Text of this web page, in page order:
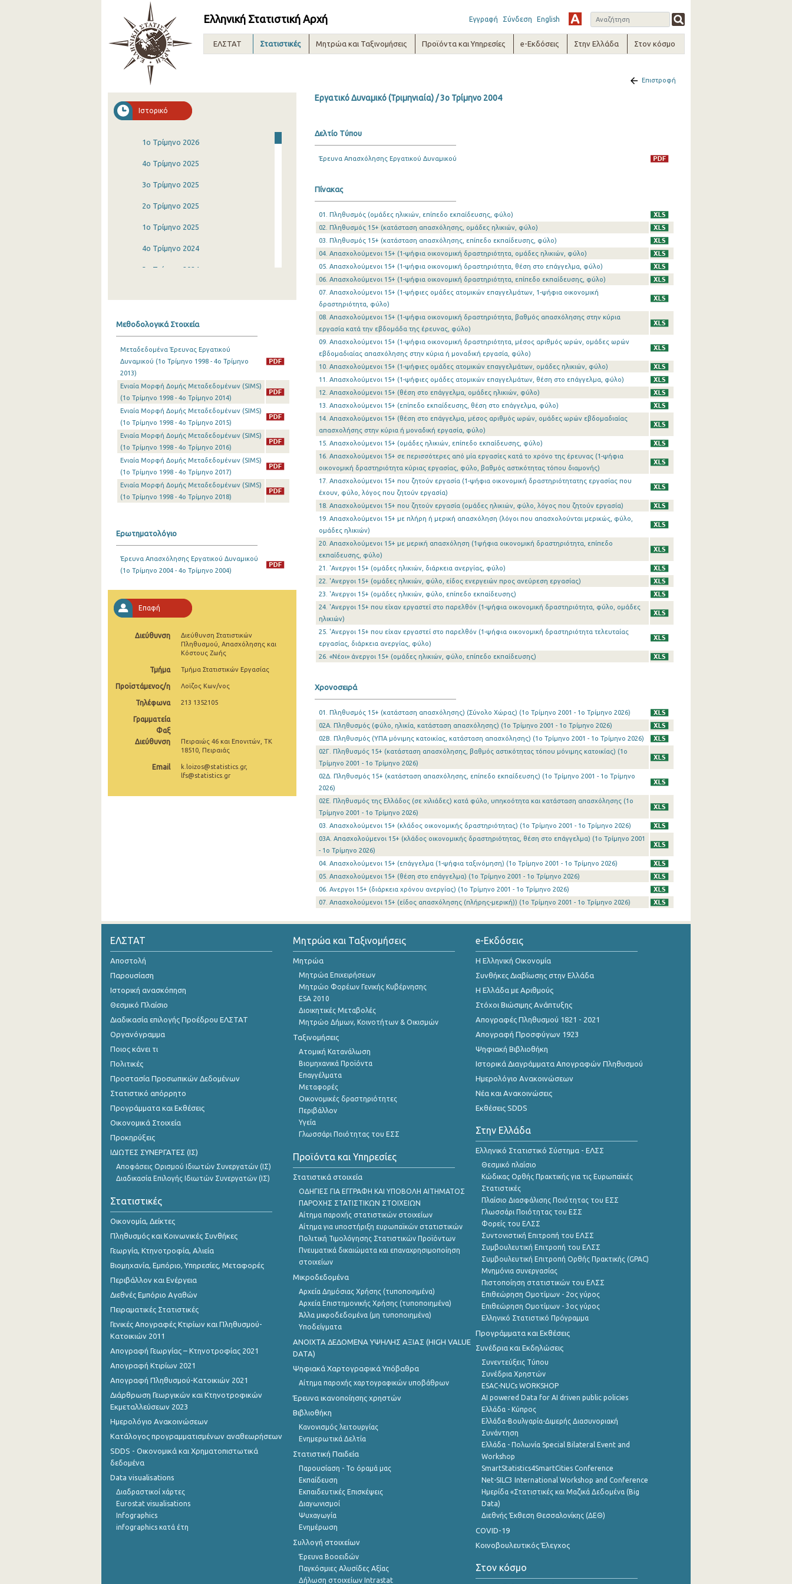
Ελληνική Στατιστική Αρχή Εγγραφή Σύνδεση English
ΕΛΣΤΑΤ Στατιστικές Μητρώα και Ταξινομήσεις Προϊόντα και Υπηρεσίες e-Εκδόσεις Στην Ελλάδα Στον κόσμο
Ιστορικό
1o Τρίμηνο 2026
4o Τρίμηνο 2025
3o Τρίμηνο 2025
2o Τρίμηνο 2025
1o Τρίμηνο 2025
4o Τρίμηνο 2024
3o Τρίμηνο 2024
3o Τρίμηνο 2023
1o Τρίμηνο 2023
4o Τρίμηνο 2022
3o Τρίμηνο 2022
2o Τρίμηνο 2022
1o Τρίμηνο 2022
4o Τρίμηνο 2021
2o Τρίμηνο 2021
1o Τρίμηνο 2021
3o Τρίμηνο 2020
2o Τρίμηνο 2020
1o Τρίμηνο 2020
4o Τρίμηνο 2019
2o Τρίμηνο 2019
1o Τρίμηνο 2019
3o Τρίμηνο 2018
1o Τρίμηνο 2016
3o Τρίμηνο 2015
2o Τρίμηνο 2015
1o Τρίμηνο 2015
4o Τρίμηνο 2014
3o Τρίμηνο 2014
2o Τρίμηνο 2014
4o Τρίμηνο 2013
3o Τρίμηνο 2013
2o Τρίμηνο 2013
1o Τρίμηνο 2013
4o Τρίμηνο 2012
2o Τρίμηνο 2012
1o Τρίμηνο 2012
4o Τρίμηνο 2011
2o Τρίμηνο 2011
4o Τρίμηνο 2010
3o Τρίμηνο 2010
2o Τρίμηνο 2010
1o Τρίμηνο 2010
Μεθοδολογικά Στοιχεία
Μεταδεδομένα Έρευνας Εργατικού
Δυναμικού (1o Τρίμηνο 1998 - 4o Τρίμηνο
2013)
Ενιαία Μορφή Δομής Μεταδεδομένων (SIMS)
(1o Τρίμηνο 1998 - 4o Τρίμηνο 2014)
Ενιαία Μορφή Δομής Μεταδεδομένων (SIMS)
(1o Τρίμηνο 1998 - 4o Τρίμηνο 2015)
Ενιαία Μορφή Δομής Μεταδεδομένων (SIMS)
(1o Τρίμηνο 1998 - 4o Τρίμηνο 2016)
Ενιαία Μορφή Δομής Μεταδεδομένων (SIMS)
(1o Τρίμηνο 1998 - 4o Τρίμηνο 2017)
Ενιαία Μορφή Δομής Μεταδεδομένων (SIMS)
(1o Τρίμηνο 1998 - 4o Τρίμηνο 2018)
Ερωτηματολόγιο
Έρευνα Απασχόλησης Εργατικού Δυναμικού
(1o Τρίμηνο 2004 - 4o Τρίμηνο 2004)
Επαφή
Διεύθυνση
Διεύθυνση Στατιστικών
Πληθυσμού, Απασχόλησης και
Κόστους Ζωής
Τμήμα Τμήμα Στατιστικών Εργασίας
Προϊστάμενος/η Λοϊζος Κων/νος
Τηλέφωνα 213 1352105
Γραμματεία
Φαξ
Διεύθυνση
Πειραιώς 46 και Επονιτών, ΤΚ
18510, Πειραιάς
Email
k.loizos@statistics.gr,
lfs@statistics.gr
Επιστροφή
Εργατικό Δυναμικό (Τριμηνιαία) / 3o Τρίμηνο 2004
Δελτίο Τύπου
Έρευνα Απασχόλησης Εργατικού Δυναμικού
Πίνακας
01. Πληθυσμός (ομάδες ηλικιών, επίπεδο εκπαίδευσης, φύλο)
02. Πληθυσμός 15+ (κατάσταση απασχόλησης, ομάδες ηλικιών, φύλο)
03. Πληθυσμός 15+ (κατάσταση απασχόλησης, επίπεδο εκπαίδευσης, φύλο)
04. Απασχολούμενοι 15+ (1-ψήφια οικονομική δραστηριότητα, ομάδες ηλικιών, φύλο)
05. Απασχολούμενοι 15+ (1-ψήφια οικονομική δραστηριότητα, θέση στο επάγγελμα, φύλο)
06. Απασχολούμενοι 15+ (1-ψήφια οικονομική δραστηριότητα, επίπεδο εκπαίδευσης, φύλο)
07. Απασχολούμενοι 15+ (1-ψήφιες ομάδες ατομικών επαγγελμάτων, 1-ψήφια οικονομική
δραστηριότητα, φύλο)
08. Απασχολούμενοι 15+ (1-ψήφια οικονομική δραστηριότητα, βαθμός απασχόλησης στην κύρια
εργασία κατά την εβδομάδα της έρευνας, φύλο)
09. Απασχολούμενοι 15+ (1-ψήφια οικονομική δραστηριότητα, μέσος αριθμός ωρών, ομάδες ωρών
εβδομαδιαίας απασχόλησης στην κύρια ή μοναδική εργασία, φύλο)
10. Απασχολούμενοι 15+ (1-ψήφιες ομάδες ατομικών επαγγελμάτων, ομάδες ηλικιών, φύλο)
11. Απασχολούμενοι 15+ (1-ψήφιες ομάδες ατομικών επαγγελμάτων, θέση στο επάγγελμα, φύλο)
12. Απασχολούμενοι 15+ (θέση στο επάγγελμα, ομάδες ηλικιών, φύλο)
13. Απασχολούμενοι 15+ (επίπεδο εκπαίδευσης, θέση στο επάγγελμα, φύλο)
14. Απασχολούμενοι 15+ (θέση στο επάγγελμα, μέσος αριθμός ωρών, ομάδες ωρών εβδομαδιαίας
απασχολήσης στην κύρια ή μοναδική εργασία, φύλο)
15. Απασχολούμενοι 15+ (ομάδες ηλικιών, επίπεδο εκπαίδευσης, φύλο)
16. Απασχολούμενοι 15+ σε περισσότερες από μία εργασίες κατά το χρόνο της έρευνας (1-ψήφια
οικονομική δραστηριότητα κύριας εργασίας, φύλο, βαθμός αστικότητας τόπου διαμονής)
17. Απασχολούμενοι 15+ που ζητούν εργασία (1-ψήφια οικονομική δραστηριότητατης εργασίας που
έχουν, φύλο, λόγος που ζητούν εργασία)
18. Απασχολούμενοι 15+ που ζητούν εργασία (ομάδες ηλικιών, φύλο, λόγος που ζητούν εργασία)
19. Απασχολούμενοι 15+ με πλήρη ή μερική απασχόληση (λόγοι που απασχολούνται μερικώς, φύλο,
ομάδες ηλικιών)
20. Απασχολούμενοι 15+ με μερική απασχόληση (1ψήφια οικονομική δραστηριότητα, επίπεδο
εκπαίδευσης, φύλο)
21. 'Ανεργοι 15+ (ομάδες ηλικιών, διάρκεια ανεργίας, φύλο)
22. 'Ανεργοι 15+ (ομάδες ηλικιών, φύλο, είδος ενεργειών προς ανεύρεση εργασίας)
23. 'Ανεργοι 15+ (ομάδες ηλικιών, φύλο, επίπεδο εκπαίδευσης)
24. 'Ανεργοι 15+ που είχαν εργαστεί στο παρελθόν (1-ψήφια οικονομική δραστηριότητα, φύλο, ομάδες
ηλικιών)
25. 'Ανεργοι 15+ που είχαν εργαστεί στο παρελθόν (1-ψήφια οικονομική δραστηριότητα τελευταίας
εργασίας, διάρκεια ανεργίας, φύλο)
26. «Νέοι» άνεργοι 15+ (ομάδες ηλικιών, φύλο, επίπεδο εκπαίδευσης)
Χρονοσειρά
01. Πληθυσμός 15+ (κατάσταση απασχόλησης) (Σύνολο Χώρας) (1o Τρίμηνο 2001 - 1o Τρίμηνο 2026)
02Α. Πληθυσμός (φύλο, ηλικία, κατάσταση απασχόλησης) (1o Τρίμηνο 2001 - 1o Τρίμηνο 2026)
02Β. Πληθυσμός (ΥΠΑ μόνιμης κατοικίας, κατάσταση απασχόλησης) (1o Τρίμηνο 2001 - 1o Τρίμηνο 2026)
02Γ. Πληθυσμός 15+ (κατάσταση απασχόλησης, βαθμός αστικότητας τόπου μόνιμης κατοικίας) (1o
Τρίμηνο 2001 - 1o Τρίμηνο 2026)
02Δ. Πληθυσμός 15+ (κατάσταση απασχόλησης, επίπεδο εκπαίδευσης) (1o Τρίμηνο 2001 - 1o Τρίμηνο
2026)
02Ε. Πληθυσμός της Ελλάδος (σε χιλιάδες) κατά φύλο, υπηκοότητα και κατάσταση απασχόλησης (1o
Τρίμηνο 2001 - 1o Τρίμηνο 2026)
03. Απασχολούμενοι 15+ (κλάδος οικονομικής δραστηριότητας) (1o Τρίμηνο 2001 - 1o Τρίμηνο 2026)
03Α. Απασχολούμενοι 15+ (κλάδος οικονομικής δραστηριότητας, θέση στο επάγγελμα) (1o Τρίμηνο 2001
- 1o Τρίμηνο 2026)
04. Απασχολούμενοι 15+ (επάγγελμα (1-ψήφια ταξινόμηση) (1o Τρίμηνο 2001 - 1o Τρίμηνο 2026)
05. Απασχολούμενοι 15+ (θέση στο επάγγελμα) (1o Τρίμηνο 2001 - 1o Τρίμηνο 2026)
06. Ανεργοι 15+ (διάρκεια χρόνου ανεργίας) (1o Τρίμηνο 2001 - 1o Τρίμηνο 2026)
07. Απασχολούμενοι 15+ (είδος απασχόλησης (πλήρης-μερική)) (1o Τρίμηνο 2001 - 1o Τρίμηνο 2026)
ΕΛΣΤΑΤ
Αποστολή
Παρουσίαση
Ιστορική ανασκόπηση
Θεσμικό Πλαίσιο
Διαδικασία επιλογής Προέδρου ΕΛΣΤΑΤ
Οργανόγραμμα
Ποιος κάνει τι
Πολιτικές
Προστασία Προσωπικών Δεδομένων
Στατιστικό απόρρητο
Προγράμματα και Εκθέσεις
Οικονομικά Στοιχεία
Προκηρύξεις
ΙΔΙΩΤΕΣ ΣΥΝΕΡΓΑΤΕΣ (ΙΣ)
Αποφάσεις Ορισμού Ιδιωτών Συνεργατών (ΙΣ)
Διαδικασία Επιλογής Ιδιωτών Συνεργατών (ΙΣ)
Στατιστικές
Οικονομία, Δείκτες
Πληθυσμός και Κοινωνικές Συνθήκες
Γεωργία, Κτηνοτροφία, Αλιεία
Βιομηχανία, Εμπόριο, Υπηρεσίες, Μεταφορές
Περιβάλλον και Ενέργεια
Διεθνές Εμπόριο Αγαθών
Πειραματικές Στατιστικές
Γενικές Απογραφές Κτιρίων και Πληθυσμού-
Κατοικιών 2011
Απογραφή Γεωργίας – Κτηνοτροφίας 2021
Απογραφή Κτιρίων 2021
Απογραφή Πληθυσμού-Κατοικιών 2021
Διάρθρωση Γεωργικών και Κτηνοτροφικών
Εκμεταλλεύσεων 2023
Ημερολόγιο Ανακοινώσεων
Κατάλογος προγραμματισμένων αναθεωρήσεων
SDDS - Οικονομικά και Χρηματοπιστωτικά
δεδομένα
Data visualisations
Διαδραστικοί χάρτες
Eurostat visualisations
Infographics
infographics κατά έτη
Μητρώα και Ταξινομήσεις
Μητρώα
Μητρώα Επιχειρήσεων
Μητρώο Φορέων Γενικής Κυβέρνησης
ESA 2010
Διοικητικές Μεταβολές
Μητρώο Δήμων, Κοινοτήτων & Οικισμών
Ταξινομήσεις
Ατομική Κατανάλωση
Βιομηχανικά Προϊόντα
Επαγγέλματα
Μεταφορές
Οικονομικές δραστηριότητες
Περιβάλλον
Υγεία
Γλωσσάρι Ποιότητας του ΕΣΣ
Προϊόντα και Υπηρεσίες
Στατιστικά στοιχεία
ΟΔΗΓΙΕΣ ΓΙΑ ΕΓΓΡΑΦΗ ΚΑΙ ΥΠΟΒΟΛΗ ΑΙΤΗΜΑΤΟΣ
ΠΑΡΟΧΗΣ ΣΤΑΤΙΣΤΙΚΩΝ ΣΤΟΙΧΕΙΩΝ
Αίτημα παροχής στατιστικών στοιχείων
Αίτημα για υποστήριξη ευρωπαϊκών στατιστικών
Πολιτική Τιμολόγησης Στατιστικών Προϊόντων
Πνευματικά δικαιώματα και επαναχρησιμοποίηση
στοιχείων
Μικροδεδομένα
Αρχεία Δημόσιας Χρήσης (τυποποιημένα)
Αρχεία Επιστημονικής Χρήσης (τυποποιημένα)
Άλλα μικροδεδομένα (μη τυποποιημένα)
Υποδείγματα
ANOIXTA ΔΕΔΟΜΕΝΑ ΥΨΗΛΗΣ ΑΞΙΑΣ (HIGH VALUE
DATA)
Ψηφιακά Χαρτογραφικά Υπόβαθρα
Αίτημα παροχής χαρτογραφικών υποβάθρων
Έρευνα ικανοποίησης χρηστών
Βιβλιοθήκη
Κανονισμός λειτουργίας
Ενημερωτικά Δελτία
Στατιστική Παιδεία
Παρουσίαση - Το όραμά μας
Εκπαίδευση
Εκπαιδευτικές Επισκέψεις
Διαγωνισμοί
Ψυχαγωγία
Ενημέρωση
Συλλογή στοιχείων
Έρευνα Βοοειδών
Παγκόσμιες Αλυσίδες Αξίας
Δήλωση στοιχείων Intrastat
e-Εκδόσεις
Η Ελληνική Οικονομία
Συνθήκες Διαβίωσης στην Ελλάδα
Η Ελλάδα με Αριθμούς
Στόχοι Βιώσιμης Ανάπτυξης
Απογραφές Πληθυσμού 1821 - 2021
Απογραφή Προσφύγων 1923
Ψηφιακή Βιβλιοθήκη
Ιστορικά Διαγράμματα Απογραφών Πληθυσμού
Ημερολόγιο Ανακοινώσεων
Νέα και Ανακοινώσεις
Εκθέσεις SDDS
Στην Ελλάδα
Ελληνικό Στατιστικό Σύστημα - ΕΛΣΣ
Θεσμικό πλαίσιο
Κώδικας Ορθής Πρακτικής για τις Ευρωπαϊκές
Στατιστικές
Πλαίσιο Διασφάλισης Ποιότητας του ΕΣΣ
Γλωσσάρι Ποιότητας του ΕΣΣ
Φορείς του ΕΛΣΣ
Συντονιστική Επιτροπή του ΕΛΣΣ
Συμβουλευτική Επιτροπή του ΕΛΣΣ
Συμβουλευτική Επιτροπή Ορθής Πρακτικής (GPAC)
Μνημόνια συνεργασίας
Πιστοποίηση στατιστικών του ΕΛΣΣ
Επιθεώρηση Ομοτίμων - 2ος γύρος
Επιθεώρηση Ομοτίμων - 3ος γύρος
Ελληνικό Στατιστικό Πρόγραμμα
Προγράμματα και Εκθέσεις
Συνέδρια και Εκδηλώσεις
Συνεντεύξεις Τύπου
Συνέδρια Χρηστών
ESAC-NUCs WORKSHOP
AI powered Data for AI driven public policies
Ελλάδα - Κύπρος
Ελλάδα-Βουλγαρία-Διμερής Διασυνοριακή
Συνάντηση
Ελλάδα - Πολωνία Special Bilateral Event and
Workshop
SmartStatistics4SmartCities Conference
Net-SILC3 International Workshop and Conference
Ημερίδα «Στατιστικές και Μαζικά Δεδομένα (Big
Data)
Διεθνής Έκθεση Θεσσαλονίκης (ΔΕΘ)
COVID-19
Κοινοβουλευτικός Έλεγχος
Στον κόσμο